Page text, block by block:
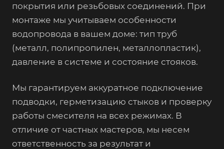
покрытия или резьбовых соединений. При
монтаже мы учитываем особенности
водопровода в вашем доме: тип труб
(металл, полипропилен, металлопластик),
давление в системе и состояние стояков.
Мы гарантируем аккуратное подключение
подводки, герметизацию стыков и проверку
работы смесителя на всех режимах. В
отличие от частных мастеров, мы несем
ответственность за результат и